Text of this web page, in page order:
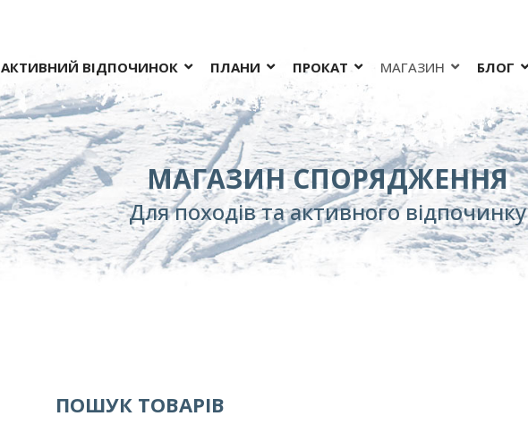
АКТИВНИЙ ВІДПОЧИНОК ПЛАНИ ПРОКАТ МАГАЗИН БЛОГ
МАГАЗИН СПОРЯДЖЕННЯ
Для походів та активного відпочинку
ПОШУК ТОВАРІВ